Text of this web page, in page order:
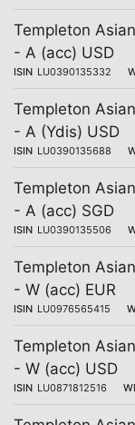
Templeton
- A (acc) USD
ISIN LU0390135332
Templeton
- A (Ydis) USD
ISIN LU0390135688
Templeton
- A (acc) SGD
ISIN LU0390135506
Templeton
- W (acc) EUR
ISIN LU0976565415
Templeton
- W (acc) USD
ISIN LU0871812516